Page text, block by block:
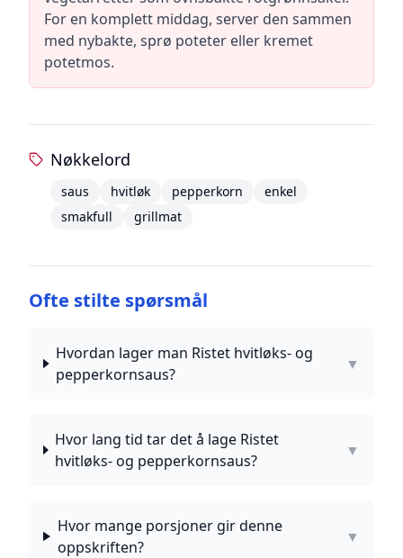
For en komplett middag, server den sammen
med nybakte, sprø poteter eller kremet
potetmos.
Nøkkelord
saus hvitløk pepperkorn
enkel
smakfull
grillmat
Ofte stilte spørsmål
Hvordan lager man Ristet hvitløks- og
pepperkornsaus?
▼
Hvor lang tid tar det å lage Ristet
hvitløks- og pepperkornsaus?
▼
Hvor mange porsjoner gir denne
oppskriften?
▼